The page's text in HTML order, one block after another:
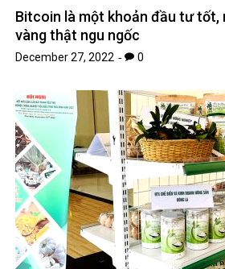
Bitcoin là một khoản đầu tư tốt,
vàng thật ngu ngốc
December 27, 2022 0